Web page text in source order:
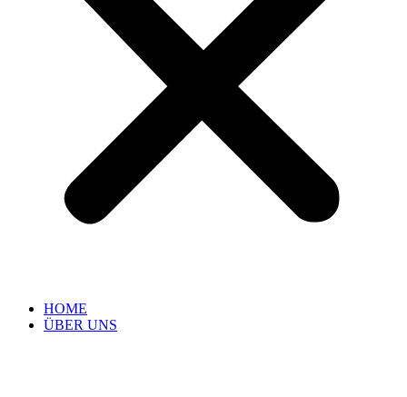
HOME
ÜBER UNS